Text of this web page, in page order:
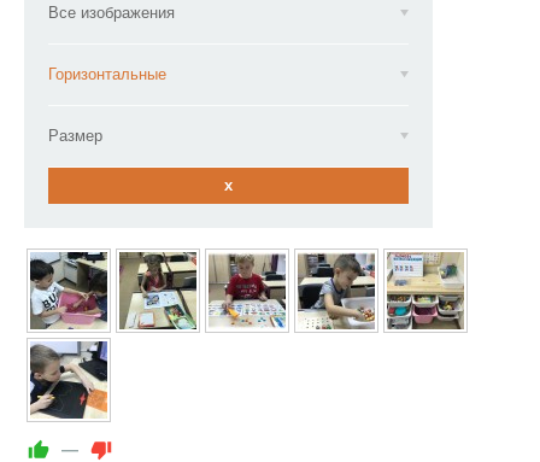
Все изображения
Горизонтальные
Размер
x
—